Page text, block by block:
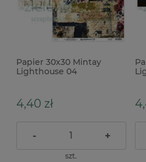
Papier 30x30 Mintay
Lighthouse 04
4,40 zł
- +
szt.